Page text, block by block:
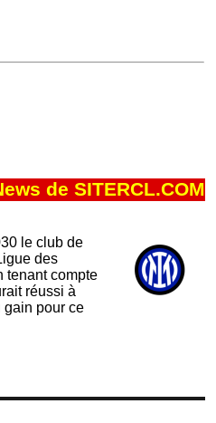
de SITERCL.COM
le club de
des
tenant compte
réussi à
gain pour ce